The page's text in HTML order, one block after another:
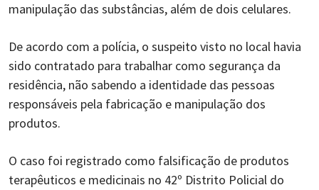
manipulação das substâncias, além de dois celulares.
De acordo com a polícia, o suspeito visto no local havia
sido contratado para trabalhar como segurança da
residência, não sabendo a identidade das pessoas
responsáveis pela fabricação e manipulação dos
produtos.
O caso foi registrado como falsificação de produtos
terapêuticos e medicinais no 42º Distrito Policial do